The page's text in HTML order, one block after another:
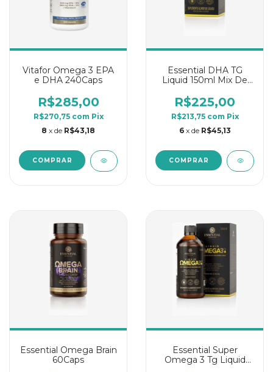
Vitafor Omega 3 EPA
e DHA 240Caps
R$285,00
R$270,75 com Pix
8 x de R$43,18
Essential DHA TG
Liquid 150ml Mix De
R$225,00
R$213,75 com Pix
6 x de R$45,13
Essential Omega Brain
60Caps
Essential Super
Omega 3 Tg Liquid